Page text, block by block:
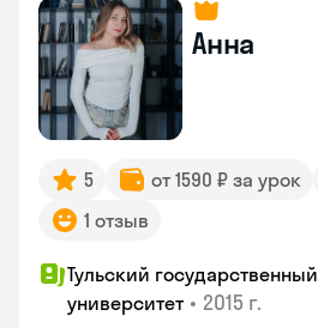
Анна
5 от 1590 ₽ за урок
1 отзыв
Тульский государственный
университет • 2015 г.